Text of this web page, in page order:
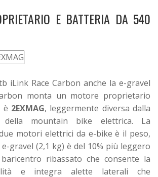
E BATTERIA DA 540
iLink Race Carbon anche la e-gravel
monta un motore proprietario
è 2EXMAG, leggermente diversa dalla
della mountain bike elettrica. La
motori elettrici da e-bike è il peso,
gravel (2,1 kg) è del 10% più leggero
ribassato che consente la
e integra alette laterali che